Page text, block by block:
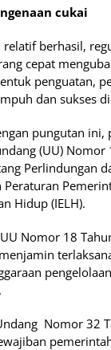
cukai
relatif berhasil,
cepat
penguatan,
dan sukses
pungutan ini,
(UU)
Perlindungan
Peraturan
Hidup (IELH).
Nomor 18
Nomor 32